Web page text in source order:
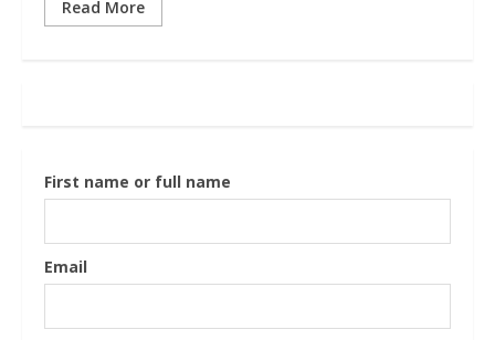
Read More
First name or full name
Email